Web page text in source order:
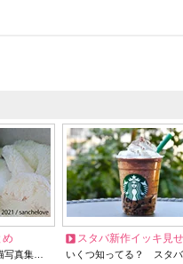
め
写真集…
スタバ新作イッキ見せ
いくつ知ってる？ スタ